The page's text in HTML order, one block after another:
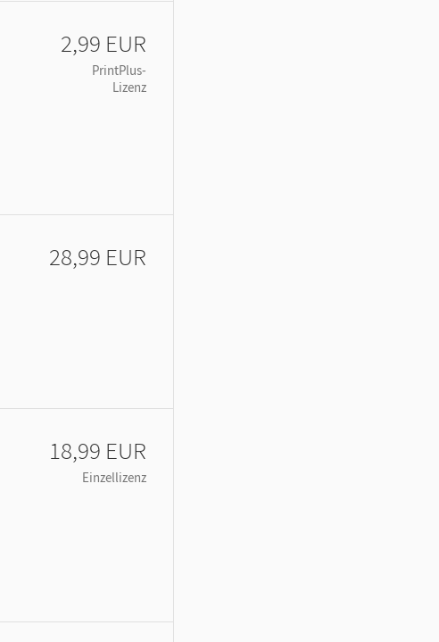
2,99 EUR
PrintPlus-
Lizenz
28,99 EUR
18,99 EUR
Einzellizenz